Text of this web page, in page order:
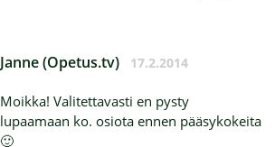
Janne (Opetus.tv) 17.2.2014
Moikka! Valitettavasti en pysty
lupaamaan ko. osiota ennen pääsykokeita
🙂